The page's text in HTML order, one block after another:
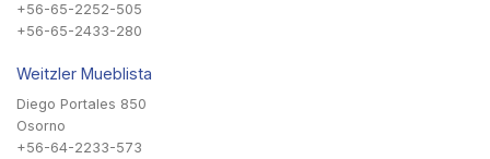
+56-65-2252-505
+56-65-2433-280
Weitzler Mueblista
Diego Portales 850
Osorno
+56-64-2233-573